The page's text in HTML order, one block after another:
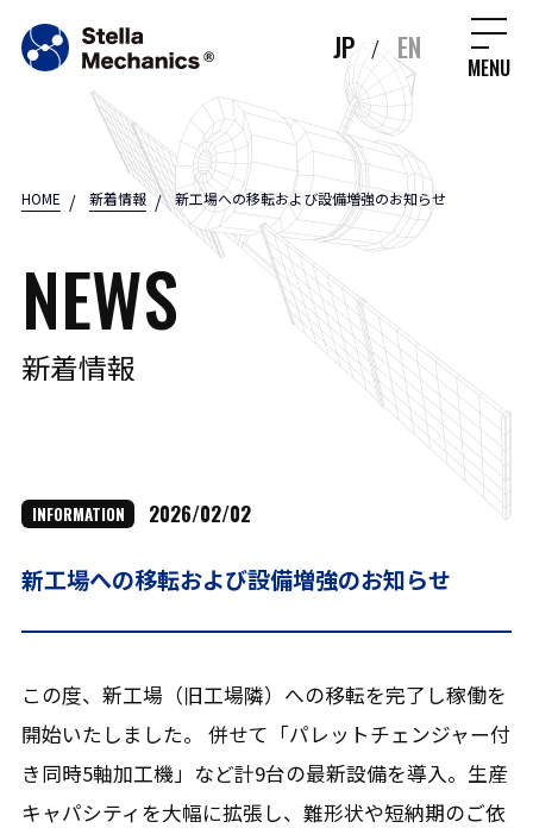
JP / EN
MENU
HOME 新着情報 新工場への移転および設備増強のお知らせ
NEWS
新着情報
INFORMATION 2026/02/02
新工場への移転および設備増強のお知らせ
この度、新工場（旧工場隣）への移転を完了し稼働を
開始いたしました。 併せて「パレットチェンジャー付
き同時5軸加工機」など計9台の最新設備を導入。生産
キャパシティを大幅に拡張し、難形状や短納期のご依